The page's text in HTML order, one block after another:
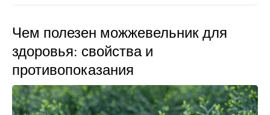
Чем полезен можжевельник для
здоровья: свойства и
противопоказания